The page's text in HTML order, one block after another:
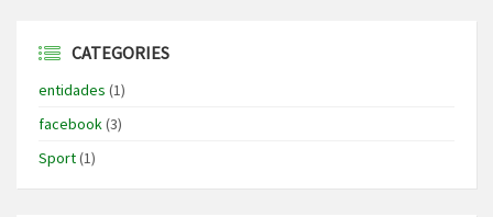
CATEGORIES
entidades (1)
facebook(3)
Sport(1)